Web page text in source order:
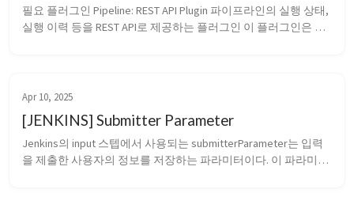
필요 플러그인 Pipeline: REST API Plugin 파이프라인의 실행 상태,
실행 이력 등을 REST API로 제공하는 플러그인 이 플러그인은
Apr 10, 2025
[JENKINS] Submitter Parameter
Jenkins의 ⁠input⁠ 스텝에서 사용되는 ⁠submitterParameter⁠는 입력
을 제출한 사용자의 정보를 저장하는 파라미터이다. 이 파라미터